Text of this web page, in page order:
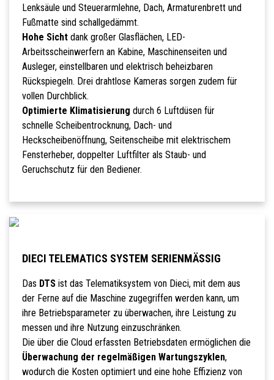
Lenksäule und Steuerarmlehne, Dach, Armaturenbrett und
Fußmatte sind schallgedämmt.
Hohe Sichtdank großer Glasflächen, LED-
Arbeitsscheinwerfern an Kabine, Maschinenseiten und
Ausleger, einstellbaren und elektrisch beheizbaren
Rückspiegeln. Drei drahtlose Kameras sorgen zudem für
vollen Durchblick.
Optimierte Klimatisierung durch 6 Luftdüsen für
schnelle Scheibentrocknung, Dach- und
Heckscheibenöffnung, Seitenscheibe mit elektrischem
Fensterheber, doppelter Luftfilter als Staub- und
Geruchschutz für den Bediener.
DIECI TELEMATICS SYSTEM SERIENMÄSSIG
Das DTSist das Telematiksystem von Dieci, mit dem aus
der Ferne auf die Maschine zugegriffen werden kann, um
ihre Betriebsparameter zu überwachen, ihre Leistung zu
messen und ihre Nutzung einzuschränken.
Die über die Cloud erfassten Betriebsdaten ermöglichen die
Überwachung der regelmäßigen Wartungszyklen,
wodurch die Kosten optimiert und eine hohe Effizienz von